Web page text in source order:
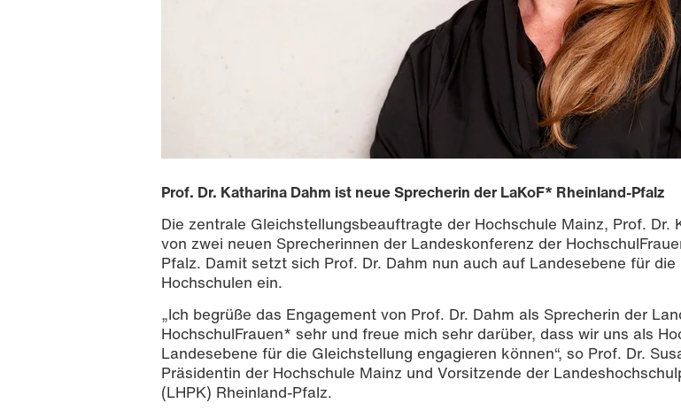
Prof. Dr. Katharina Dahm, Zentrale Gleichstellungsbeauftragte an der Hochschule
Prof. Dr. Katharina Dahm ist neue Sprecherin der LaKoF* Rheinland-Pfalz
Die zentrale Gleichstellungsbeauftragte der Hochschule Mainz, Prof. Dr.
von zwei neuen Sprecherinnen der Landeskonferenz der
Pfalz. Damit setzt sich Prof. Dr. Dahm nun auch auf Landesebene für
Hochschulen ein.
„Ich begrüße das Engagement von Prof. Dr. Dahm als Sprecherin der
HochschulFrauen* sehr und freue mich sehr darüber, dass wir uns als
Landesebene für die Gleichstellung engagieren können“, so Prof. Dr.
Präsidentin der Hochschule Mainz und Vorsitzende der
(LHPK) Rheinland-Pfalz.